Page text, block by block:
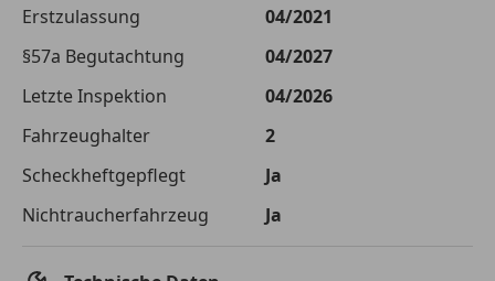
Monatliche Rate € 375,68
von der von Ihnen gewählten Bank. Rückzahlungszeitraum 1-10
Erstzulassung
04/2021
§57a Begutachtung
04/2027
Letzte Inspektion
04/2026
Fahrzeughalter
2
Scheckheftgepflegt
Ja
Nichtraucherfahrzeug
Ja